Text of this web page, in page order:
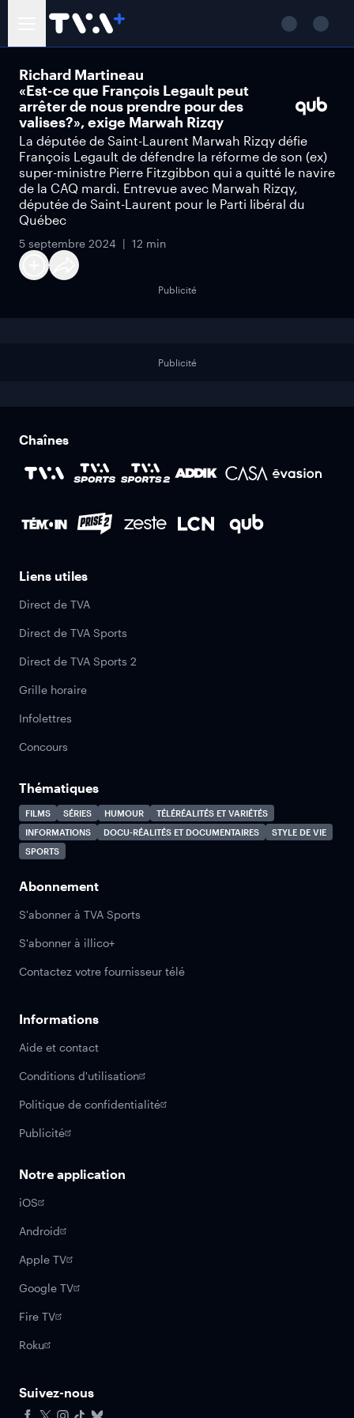
Richard Martineau
«Est-ce que François Legault peut
arrêter de nous prendre pour des
valises?», exige Marwah Rizqy
La députée de Saint-Laurent Marwah Rizqy défie
François Legault de défendre la réforme de son (ex)
super-ministre Pierre Fitzgibbon qui a quitté le navire
de la CAQ mardi. Entrevue avec Marwah Rizqy,
députée de Saint-Laurent pour le Parti libéral du
Québec
5 septembre 2024 12 min
Publicité
Publicité
Chaînes
Liens utiles
Direct de TVA
Direct de TVA Sports
Direct de TVA Sports 2
Grille horaire
Infolettres
Concours
Thématiques
FILMS SÉRIES HUMOUR
TÉLÉRÉALITÉS ET VARIÉTÉS
INFORMATIONS
DOCU-RÉALITÉS ET DOCUMENTAIRES
STYLE DE VIE
SPORTS
Abonnement
S'abonner à TVA Sports
S'abonner à illico+
Contactez votre fournisseur télé
Informations
Aide et contact
Conditions d'utilisation
Politique de confidentialité
Publicité
Notre application
iOS
Android
Apple TV
Google TV
Fire TV
Roku
Suivez-nous